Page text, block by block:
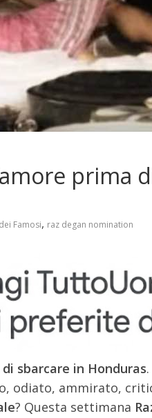
prima
Famosi, raz degan nomination
sbarcare in Honduras.
odiato, ammirato,
? Questa settimana